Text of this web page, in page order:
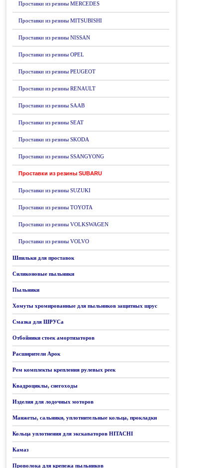
Проставки из резины MERCEDES
Проставки из резины MITSUBISHI
Проставки из резины NISSAN
Проставки из резины OPEL
Проставки из резины PEUGEOT
Проставки из резины RENAULT
Проставки из резины SAAB
Проставки из резины SEAT
Проставки из резины SKODA
Проставки из резины SSANGYONG
Проставки из резины SUBARU
Проставки из резины SUZUKI
Проставки из резины TOYOTA
Проставки из резины VOLKSWAGEN
Проставки из резины VOLVO
Шпильки для проставок
Силиконовые пыльники
Пыльники
Хомуты хромированные для пыльников защитных шрус
Смазка для ШРУСа
Отбойники стоек амортизаторов
Расширители Арок
Рем комплекты крепления рулевых реек
Квадроциклы, снегоходы
Изделия для лодочных моторов
Манжеты, сальники, уплотнительные кольца, прокладки
Кольца уплотнения для экскаваторов HITACHI
Камаз
Проволока для крепежа пыльников